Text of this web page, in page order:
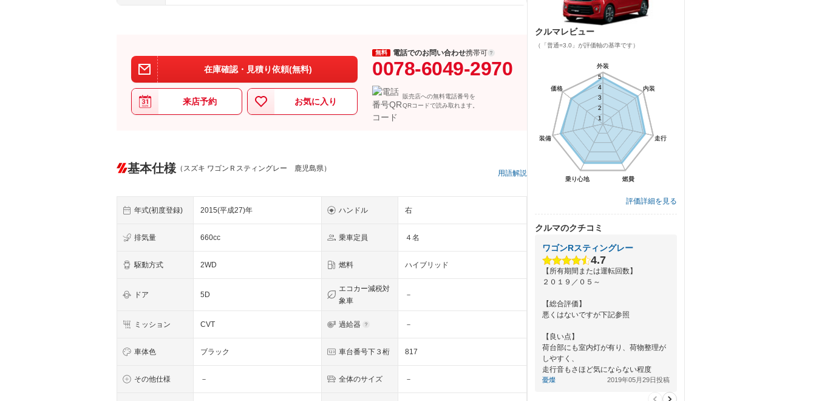
在庫確認・見積り依頼(無料)
来店予約 お気に入り
無料 電話でのお問い合わせ携帯可
0078-6049-2970
販売店への無料電話番号を
QRコードで読み取れます。
基本仕様 （スズキ ワゴンＲスティングレー 鹿児島県）
用語解説
年式(初度登録) 2015(平成27)年 ハンドル 右
排気量 660cc 乗車定員 ４名
駆動方式 2WD 燃料 ハイブリッド
ドア 5D
エコカー減税対
象車
－
ミッション CVT 過給器 －
車体色 ブラック 車台番号下３桁 817
その他仕様 － 全体のサイズ －
クルマレビュー
（「普通=3.0」が評価軸の基準です）
外装
内装
走行
燃費
乗り心地
装備
価格
1
2
3
4
5
外装
内装
走行
燃費
乗り心地
装備
価格
1
2
3
4
5
評価詳細を見る
クルマのクチコミ
ワゴンRスティングレー
4.7
【所有期間または運転回数】
２０１９／０５～
【総合評価】
悪くはないですが下記参照
【良い点】
荷台部にも室内灯が有り、荷物整理が
しやすく、
走行音もさほど気にならない程度
憂燦 2019年05月29日投稿